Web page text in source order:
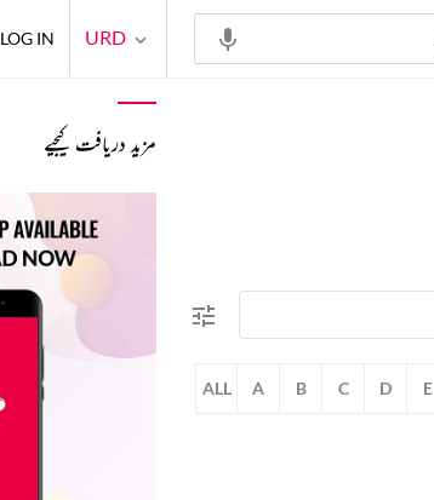
ALL A B C D E
مزید دریافت کیجیے
URD
LOG IN